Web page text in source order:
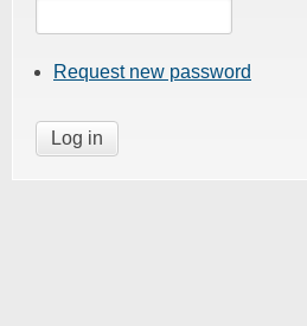
Request new password